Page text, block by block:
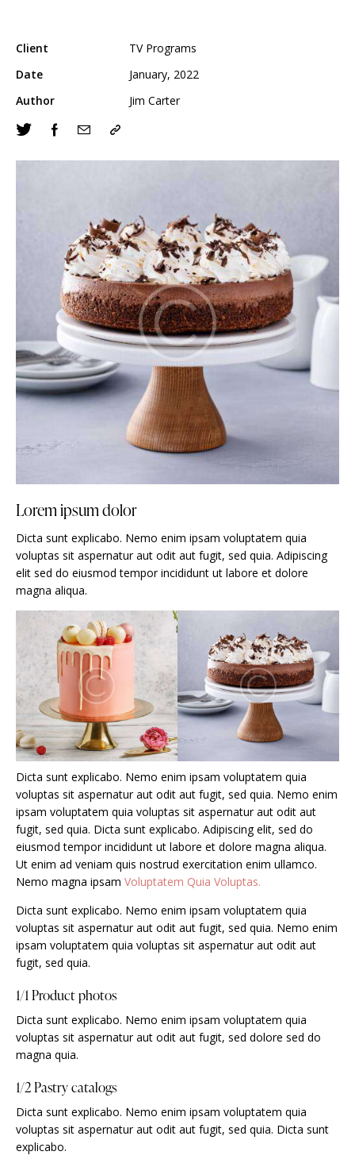
Client
TV Programs
Date
January, 2022
Author
Jim Carter
Lorem ipsum dolor
Dicta sunt explicabo. Nemo enim ipsam voluptatem quia
voluptas sit aspernatur aut odit aut fugit, sed quia. Adipiscing
elit sed do eiusmod tempor incididunt ut labore et dolore
magna aliqua.
Dicta sunt explicabo. Nemo enim ipsam voluptatem quia
voluptas sit aspernatur aut odit aut fugit, sed quia. Nemo enim
ipsam voluptatem quia voluptas sit aspernatur aut odit aut
fugit, sed quia. Dicta sunt explicabo. Adipiscing elit, sed do
eiusmod tempor incididunt ut labore et dolore magna aliqua.
Ut enim ad veniam quis nostrud exercitation enim ullamco.
Nemo magna ipsam Voluptatem Quia Voluptas.
Dicta sunt explicabo. Nemo enim ipsam voluptatem quia
voluptas sit aspernatur aut odit aut fugit, sed quia. Nemo enim
ipsam voluptatem quia voluptas sit aspernatur aut odit aut
fugit, sed quia.
1/1 Product photos
Dicta sunt explicabo. Nemo enim ipsam voluptatem quia
voluptas sit aspernatur aut odit aut fugit, sed dolore sed do
magna quia.
1/2 Pastry catalogs
Dicta sunt explicabo. Nemo enim ipsam voluptatem quia
voluptas sit aspernatur aut odit aut fugit, sed quia. Dicta sunt
explicabo.